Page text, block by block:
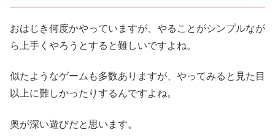
おはじき何度かやっていますが、やることがシンプルなが
ら上手くやろうとすると難しいですよね。
似たようなゲームも多数ありますが、やってみると見た目
以上に難しかったりするんですよね。
奥が深い遊びだと思います。